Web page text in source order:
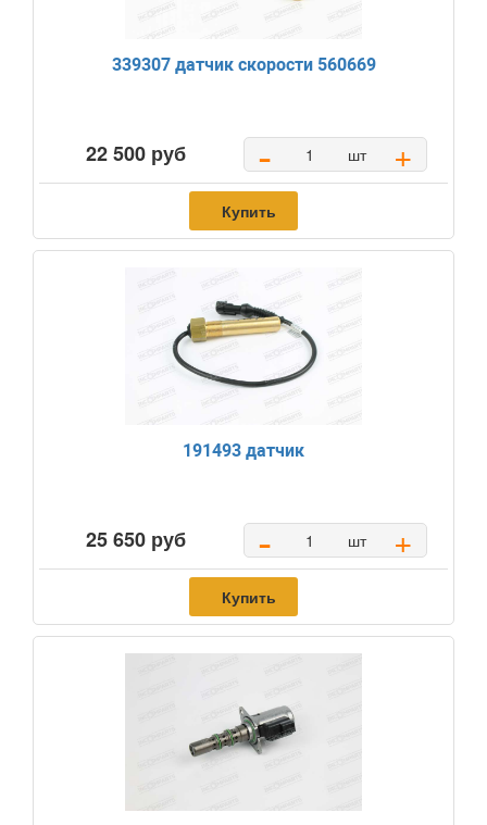
339307 датчик скорости 560669
22 500 руб - шт +
Купить
191493 датчик
25 650 руб - шт +
Купить